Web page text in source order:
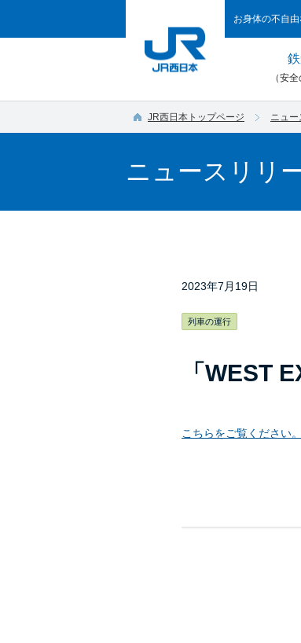
お身体の不自
（安
JR西日本トップページ ニュー
ニュースリリ
2023年7月19日
列車の運行
「WEST
こちらをご覧ください